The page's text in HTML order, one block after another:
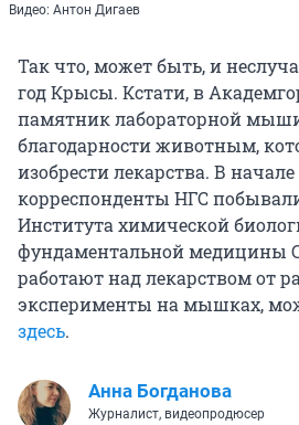
Видео: Антон Дигаев
Так что, может быть, и
год Крысы. Кстати, в
памятник лабораторной
благодарности животным,
изобрести лекарства. В начале
корреспонденты НГС
Института химической
фундаментальной медицины
работают над лекарством от
эксперименты на мышках,
здесь.
Анна Богданова
Журналист, видеопродюсер